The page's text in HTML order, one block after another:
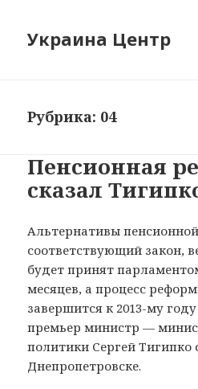
Украина Центр
Рубрика: 04
Пенсионная
сказал
Альтернативы
соответствующий закон,
будет принят
месяцев, а процесс
завершится к 2013-му
премьер министр —
политики Сергей Тигипко
Днепропетровске.